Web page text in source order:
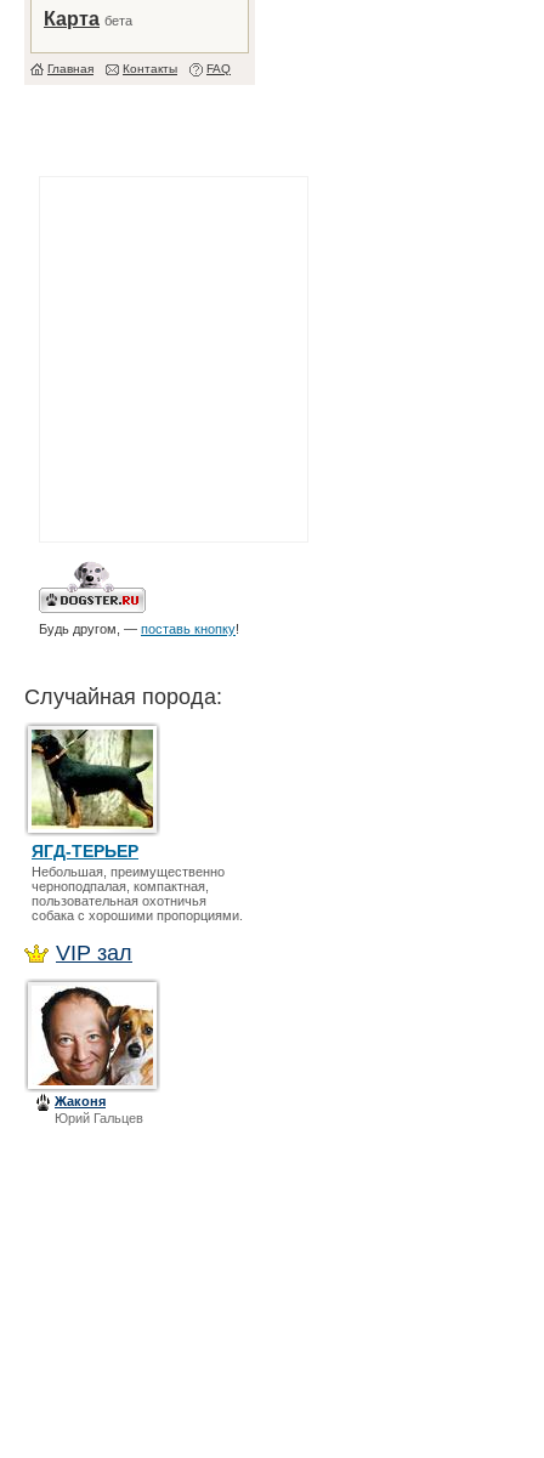
Карта бета
Главная Контакты FAQ
Будь другом, — поставь кнопку!
Случайная порода:
ЯГД-ТЕРЬЕР
Небольшая, преимущественно
черноподпалая, компактная,
пользовательная охотничья
собака с хорошими пропорциями.
VIP зал
Жаконя
Юрий Гальцев